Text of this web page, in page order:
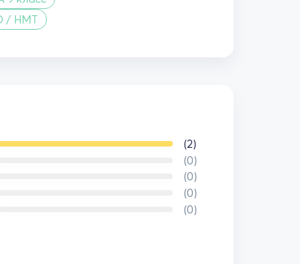
/ НМТ
(2)
(0)
(0)
(0)
(0)